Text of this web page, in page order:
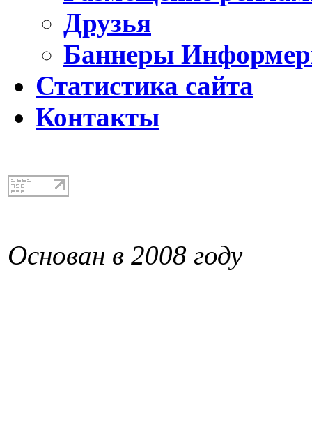
Друзья
Баннеры
Статистика сайта
Контакты
Основан в 2008 году